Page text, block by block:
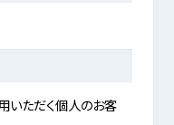
いただく個人のお客